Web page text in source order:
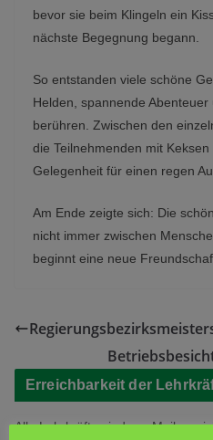
bevor sie beim Klingeln ein
nächste Begegnung begann.
So entstanden viele schöne
Helden, spannende
berühren. Zwischen den
die Teilnehmenden mit
Gelegenheit für einen regen
Am Ende zeigte sich: Die
nicht immer zwischen
beginnt eine neue
Erreichbarkeit der
Alle Lehrkräfte sind per Mail